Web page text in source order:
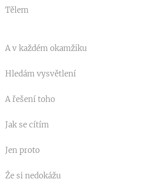
Tělem
A v každém okamžiku
Hledám vysvětlení
A řešení toho
Jak se cítím
Jen proto
Že si nedokážu